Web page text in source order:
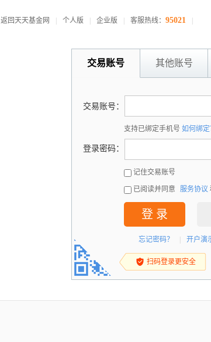
返回天天基金网 个人版 企业版 客服热线： 95021
交易账号 其他账号
交易账号：
支持已绑定手机号 如何绑定
登录密码：
记住交易账号
已阅读并同意 服务协议
登 录
忘记密码？ 开户演
扫码登录更安全